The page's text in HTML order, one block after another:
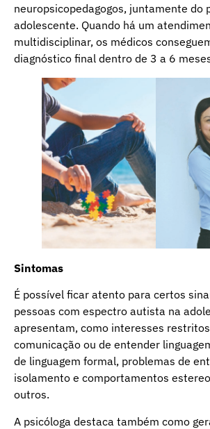
neuropsicopedagogos, juntamente do
adolescente. Quando há um
multidisciplinar, os médicos
diagnóstico final dentro de 3 a 6
Sintomas
É possível ficar atento para certos
pessoas com espectro autista na
apresentam, como interesses
comunicação ou de entender
de linguagem formal, problemas de
isolamento e comportamentos
outros.
A psicóloga destaca também como